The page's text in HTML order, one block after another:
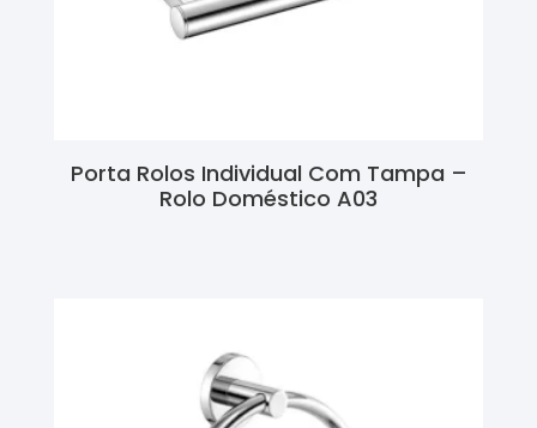
Porta Rolos Individual Com Tampa –
Rolo Doméstico A03